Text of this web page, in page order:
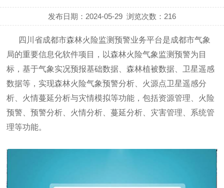
发布日期：2024-05-29 浏览次数： 216
四川省成都市森林火险监测预警业务平台是成都市气象
局的重要信息化软件项目，以森林火险气象监测预警为目
标，基于气象实况预报基础数据、森林植被数据、卫星遥感
数据等，实现森林火险气象预警分析、火源点卫星遥感分
析、火情蔓延分析与灾情模拟等功能，包括资源管理、火险
预警、预警分析、火情分析、蔓延分析、灾害管理、系统管
理等功能。